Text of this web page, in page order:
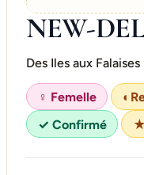
NEW-
Des Iles aux Falaises
♀ Femelle ◐
✓ Confirmé